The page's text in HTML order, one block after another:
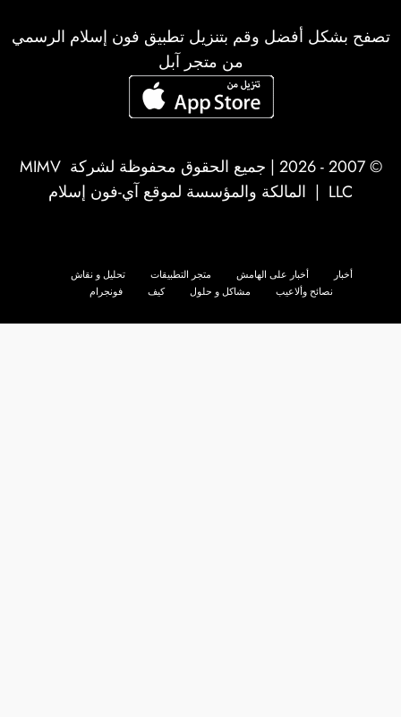
تصفح بشكل أفضل وقم بتنزيل تطبيق فون إسلام الرسمي
من متجر آبل
© 2007 - 2026 | جميع الحقوق محفوظة لشركة
MIMV
LLC | المالكة والمؤسسة لموقع آي-فون إسلام
أخبار أخبار على الهامش متجر التطبيقات
تحليل و نقاش
نصائح وألاعيب
مشاكل و حلول كيف فونجرام